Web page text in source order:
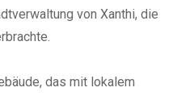
von Xanthi, die
das mit lokalem